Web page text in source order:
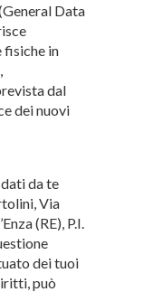
Data
in
dal
dei nuovi
da te
Via
(RE), P.I.
dei tuoi
può